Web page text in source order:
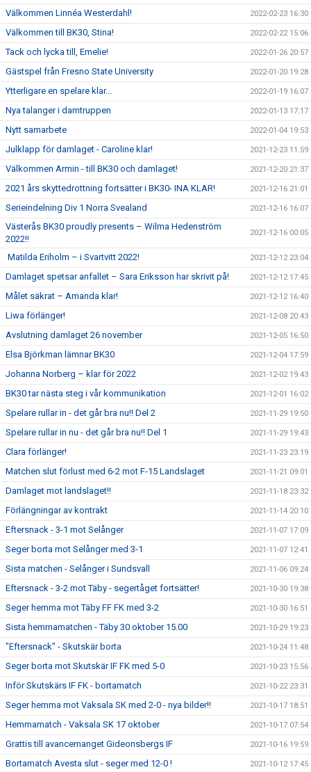
Välkommen Linnéa Westerdahl! 2022-02-23 16:30
Välkommen till BK30, Stina! 2022-02-22 15:06
Tack och lycka till, Emelie! 2022-01-26 20:57
Gästspel från Fresno State University 2022-01-20 19:28
Ytterligare en spelare klar... 2022-01-19 16:07
Nya talanger i damtruppen 2022-01-13 17:17
Nytt samarbete 2022-01-04 19:53
Julklapp för damlaget - Caroline klar! 2021-12-23 11:59
Välkommen Armin - till BK30 och damlaget! 2021-12-20 21:37
2021 års skyttedrottning fortsätter i BK30- INA KLAR! 2021-12-16 21:01
Serieindelning Div 1 Norra Svealand 2021-12-16 16:07
Västerås BK30 proudly presents – Wilma Hedenström
2022!!
2021-12-16 00:05
Matilda Eriholm – i Svartvitt 2022! 2021-12-12 23:04
Damlaget spetsar anfallet – Sara Eriksson har skrivit på! 2021-12-12 17:45
Målet säkrat – Amanda klar! 2021-12-12 16:40
Liwa förlänger! 2021-12-08 20:43
Avslutning damlaget 26 november 2021-12-05 16:50
Elsa Björkman lämnar BK30 2021-12-04 17:59
Johanna Norberg – klar för 2022 2021-12-02 19:43
BK30 tar nästa steg i vår kommunikation 2021-12-01 16:02
Spelare rullar in - det går bra nu!! Del 2 2021-11-29 19:50
Spelare rullar in nu - det går bra nu!! Del 1 2021-11-29 19:43
Clara förlänger! 2021-11-23 23:19
Matchen slut förlust med 6-2 mot F-15 Landslaget 2021-11-21 09:01
Damlaget mot landslaget!! 2021-11-18 23:32
Förlängningar av kontrakt 2021-11-14 20:10
Eftersnack - 3-1 mot Selånger 2021-11-07 17:09
Seger borta mot Selånger med 3-1 2021-11-07 12:41
Sista matchen - Selånger i Sundsvall 2021-11-06 09:24
Eftersnack - 3-2 mot Täby - segertåget fortsätter! 2021-10-30 19:38
Seger hemma mot Täby FF FK med 3-2 2021-10-30 16:51
Sista hemmamatchen - Täby 30 oktober 15.00 2021-10-29 19:23
"Eftersnack" - Skutskär borta 2021-10-24 11:48
Seger borta mot Skutskär IF FK med 5-0 2021-10-23 15:56
Inför Skutskärs IF FK - bortamatch 2021-10-22 23:31
Seger hemma mot Vaksala SK med 2-0 - nya bilder!! 2021-10-17 18:51
Hemmamatch - Vaksala SK 17 oktober 2021-10-17 07:54
Grattis till avancemanget Gideonsbergs IF 2021-10-16 19:59
Bortamatch Avesta slut - seger med 12-0 ! 2021-10-12 17:45